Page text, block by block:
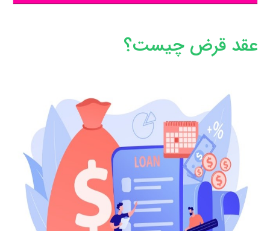
عقد قرض چیست؟